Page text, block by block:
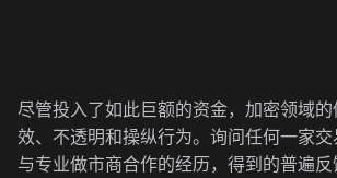
尽管投入了如此巨额的资金，加密领域
效、不透明和操纵行为。询问任何一家
与专业做市商合作的经历，得到的普遍